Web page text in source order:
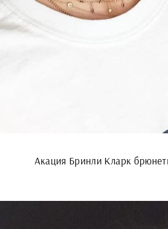
Акация Бринли Кларк